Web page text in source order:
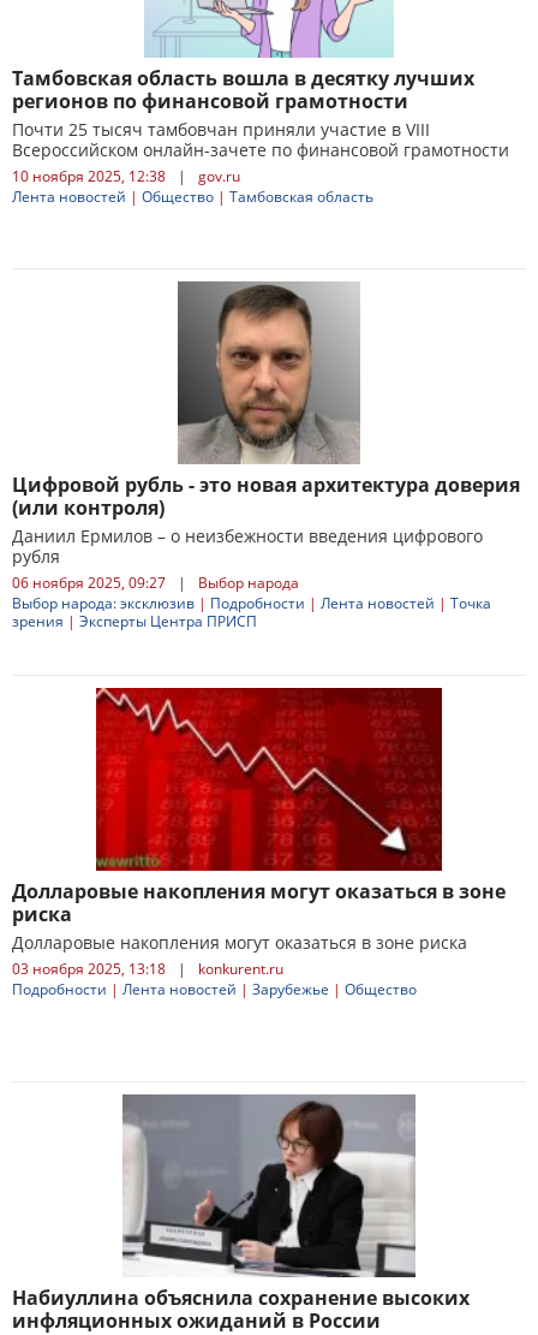
Тамбовская область вошла в десятку лучших
регионов по финансовой грамотности
Почти 25 тысяч тамбовчан приняли участие в VIII
Всероссийском онлайн-зачете по финансовой грамотности
10 ноября 2025, 12:38 |
gov.ru
Лента новостей | Общество | Тамбовская область
Цифровой рубль - это новая архитектура доверия
(или контроля)
Даниил Ермилов – о неизбежности введения цифрового
рубля
06 ноября 2025, 09:27 |
Выбор народа
Выбор народа: эксклюзив | Подробности | Лента новостей | Точка
зрения | Эксперты Центра ПРИСП
Долларовые накопления могут оказаться в зоне
риска
Долларовые накопления могут оказаться в зоне риска
03 ноября 2025, 13:18 |
konkurent.ru
Подробности | Лента новостей | Зарубежье | Общество
Набиуллина объяснила сохранение высоких
инфляционных ожиданий в России